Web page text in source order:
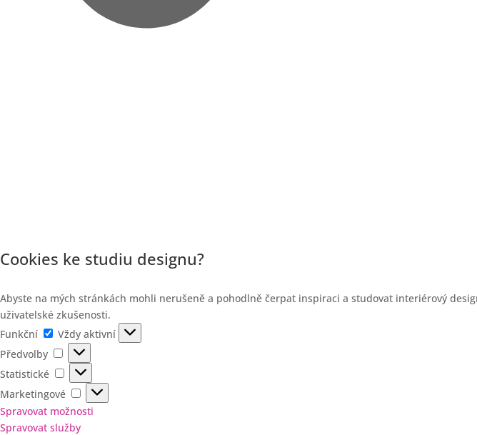
Cookies ke studiu designu?
Abyste na mých stránkách mohli nerušeně a pohodlně čerpat inspiraci a studovat interiérový
uživatelské zkušenosti.
Funkční
Funkční
Vždy aktivní
Předvolby
Předvolby
Statistické
Statistické
Marketingové
Marketingové
Spravovat možnosti
Spravovat služby